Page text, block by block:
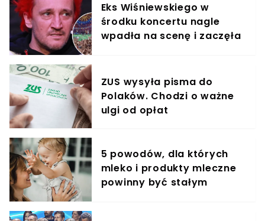
Eks Wiśniewskiego w
środku koncertu nagle
wpadła na scenę i zaczęła
ZUS wysyła pisma do
Polaków. Chodzi o ważne
ulgi od opłat
5 powodów, dla których
mleko i produkty mleczne
powinny być stałym